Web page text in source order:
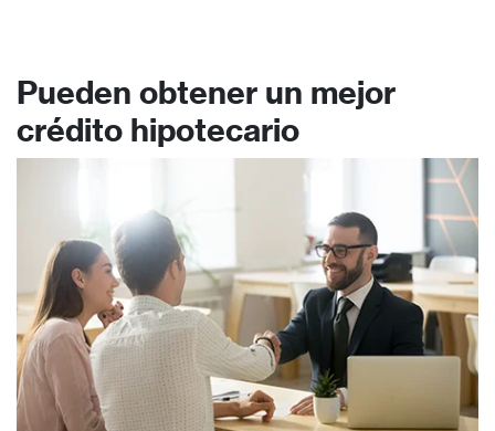
Pueden obtener un mejor
crédito hipotecario